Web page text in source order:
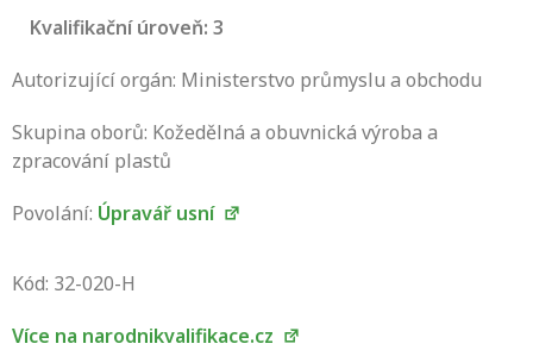
Kvalifikační úroveň: 3
Autorizující orgán: Ministerstvo průmyslu a obchodu
Skupina oborů: Kožedělná a obuvnická výroba a
zpracování plastů
Povolání: Úpravář usní
Kód: 32-020-H
Více na narodnikvalifikace.cz
Víte, jaké dovednosti musíte pro danou